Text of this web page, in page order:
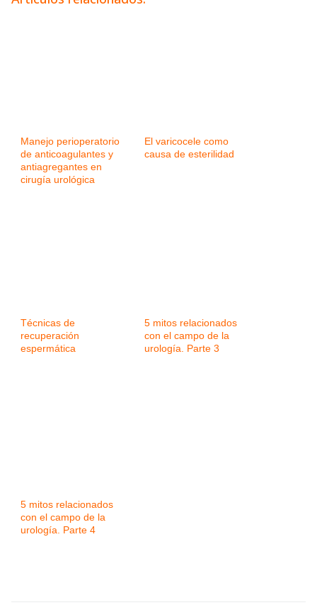
Manejo perioperatorio
de anticoagulantes y
antiagregantes en
cirugía urológica
El varicocele como
causa de esterilidad
Técnicas de
recuperación
espermática
5 mitos relacionados
con el campo de la
urología. Parte 3
5 mitos relacionados
con el campo de la
urología. Parte 4